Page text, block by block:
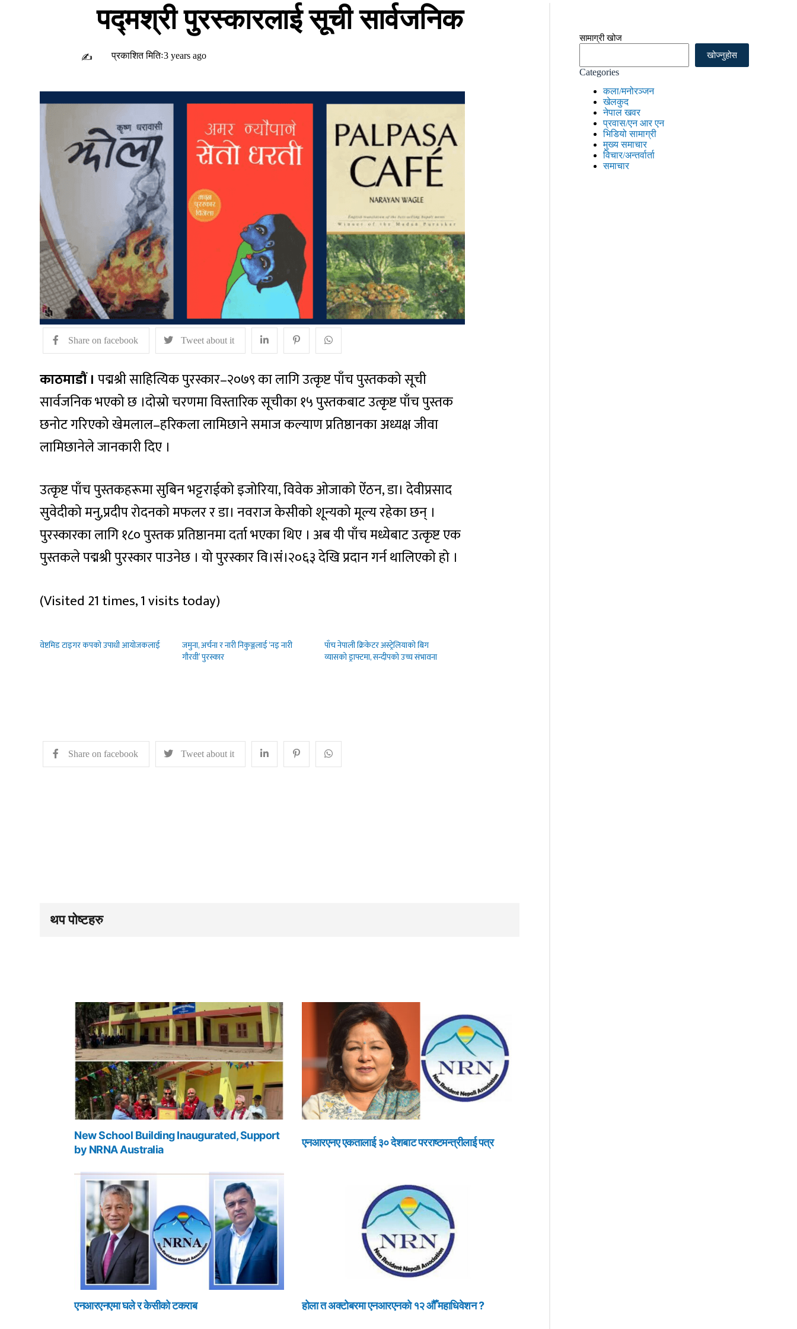
पद्मश्री पुरस्कारलाई सूची सार्वजनिक
✍ प्रकाशित मितिः3 years ago
Share on facebook Tweet about it
काठमाडौं । पद्मश्री साहित्यिक पुरस्कार–२०७९ का लागि उत्कृष्ट पाँच पुस्तकको सूची
सार्वजनिक भएको छ ।दोस्रो चरणमा विस्तारिक सूचीका १५ पुस्तकबाट उत्कृष्ट पाँच पुस्तक
छनोट गरिएको खेमलाल–हरिकला लामिछाने समाज कल्याण प्रतिष्ठानका अध्यक्ष जीवा
लामिछानेले जानकारी दिए ।
उत्कृष्ट पाँच पुस्तकहरूमा सुबिन भट्टराईको इजोरिया, विवेक ओजाको ऐंठन, डा। देवीप्रसाद
सुवेदीको मनु,प्रदीप रोदनको मफलर र डा। नवराज केसीको शून्यको मूल्य रहेका छन् ।
पुरस्कारका लागि १८० पुस्तक प्रतिष्ठानमा दर्ता भएका थिए । अब यी पाँच मध्येबाट उत्कृष्ट एक
पुस्तकले पद्मश्री पुरस्कार पाउनेछ । यो पुरस्कार वि।सं।२०६३ देखि प्रदान गर्न थालिएको हो ।
(Visited 21 times, 1 visits today)
वेष्टमिड टाइगर कपको उपाधी आयोजकलाई
जमुना, अर्चना र नारी निकुञ्जलाई ‘नइ नारी
गौरवी’ पुरस्कार
पाँच नेपाली क्रिकेटर अस्ट्रेलियाको बिग
व्यासको ड्राफ्टमा, सन्दीपको उच्च संभावना
Share on facebook Tweet about it
थप पोष्टहरु
New School Building Inaugurated, Support
by NRNA Australia
एनआरएनए एकतालाई ३० देशबाट परराष्टमन्त्रीलाई पत्र
एनआरएनएमा घले र केसीको टकराब होला त अक्टोबरमा एनआरएनको १२ औँ महाधिवेशन ?
सामाग्री खोज
खोज्नुहोस
Categories
कला/मनोरञ्जन
खेलकुद
नेपाल खवर
प्रवास/एन आर एन
भिडियो सामाग्री
मुख्य समाचार
विचार/अन्तर्वार्ता
समाचार